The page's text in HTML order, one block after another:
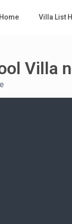
Home Villa List
Villa